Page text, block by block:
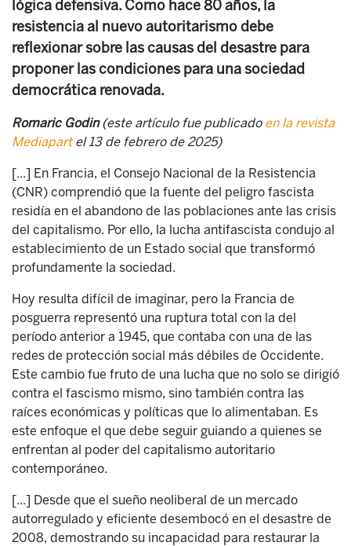
lógica defensiva. Como hace 80 años, la
resistencia al nuevo autoritarismo debe
reflexionar sobre las causas del desastre para
proponer las condiciones para una sociedad
democrática renovada.
Romaric Godin (este artículo fue publicado en la revista
Mediapartel 13 de febrero de 2025)
[...] En Francia, el Consejo Nacional de la Resistencia
(CNR) comprendió que la fuente del peligro fascista
residía en el abandono de las poblaciones ante las crisis
del capitalismo. Por ello, la lucha antifascista condujo al
establecimiento de un Estado social que transformó
profundamente la sociedad.
Hoy resulta difícil de imaginar, pero la Francia de
posguerra representó una ruptura total con la del
período anterior a 1945, que contaba con una de las
redes de protección social más débiles de Occidente.
Este cambio fue fruto de una lucha que no solo se dirigió
contra el fascismo mismo, sino también contra las
raíces económicas y políticas que lo alimentaban. Es
este enfoque el que debe seguir guiando a quienes se
enfrentan al poder del capitalismo autoritario
contemporáneo.
[...] Desde que el sueño neoliberal de un mercado
autorregulado y eficiente desembocó en el desastre de
2008, demostrando su incapacidad para restaurar la